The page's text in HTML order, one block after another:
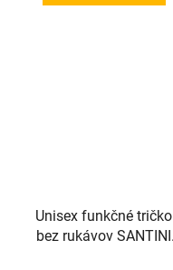
Unisex funkčné tričko
bez rukávov SANTINI